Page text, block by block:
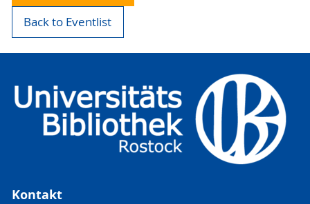
Back to Eventlist
Kontakt